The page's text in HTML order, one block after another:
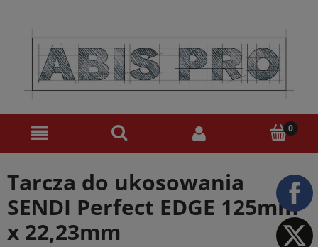
Tarcza do ukosowania
SENDI Perfect EDGE 125mm
x 22,23mm